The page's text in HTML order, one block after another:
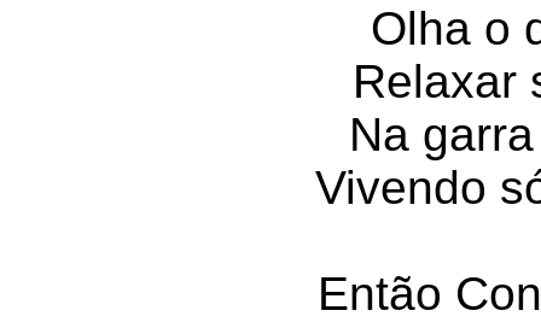
Olha o
Relaxar
Na
Vivendo
Então